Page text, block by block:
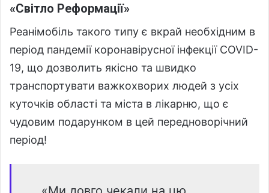
«Світло Реформації»
Реанімобіль такого типу є вкрай необхідним в
період пандемії коронавірусної інфекції COVID-
19, що дозволить якісно та швидко
транспортувати важкохворих людей з усіх
куточків області та міста в лікарню, що є
чудовим подарунком в цей передноворічний
період!